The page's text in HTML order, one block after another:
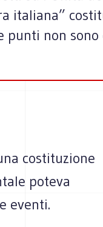
italiana”
non sono
costituzione
poteva
eventi.